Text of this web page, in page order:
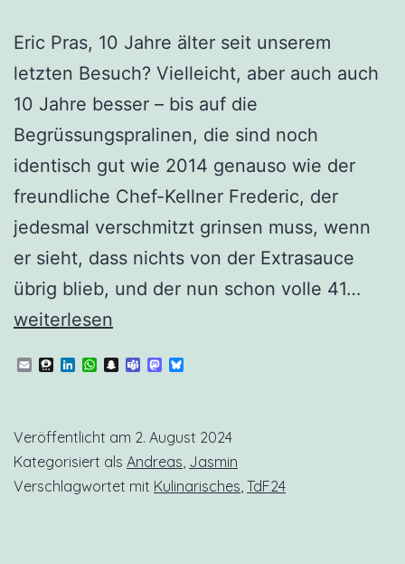
Eric Pras, 10 Jahre älter seit unserem
letzten Besuch? Vielleicht, aber auch auch
10 Jahre besser – bis auf die
Begrüssungspralinen, die sind noch
identisch gut wie 2014 genauso wie der
freundliche Chef-Kellner Frederic, der
jedesmal verschmitzt grinsen muss, wenn
er sieht, dass nichts von der Extrasauce
übrig blieb, und der nun schon volle 41…
weiterlesen
EmailThreema
LinkedIn
WhatsApp
Snapchat
TeamsMastodon
Veröffentlicht am 2. August 2024
Kategorisiert als Andreas Jasmin
Verschlagwortet mit Kulinarisches TdF24